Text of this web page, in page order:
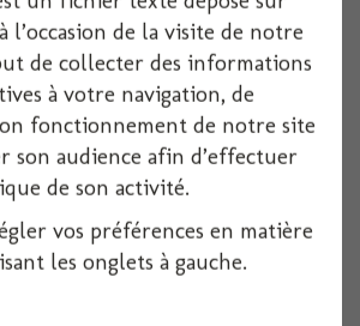
Voir
l’occasion de la visite de notre
de collecter des informations
à votre navigation, de
fonctionnement de notre site
son audience afin d’effectuer
de son activité.
vos préférences en matière
les onglets à gauche.